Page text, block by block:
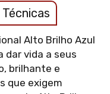
Alto Brilho Azul
dar vida a seus
brilhante e
que exigem